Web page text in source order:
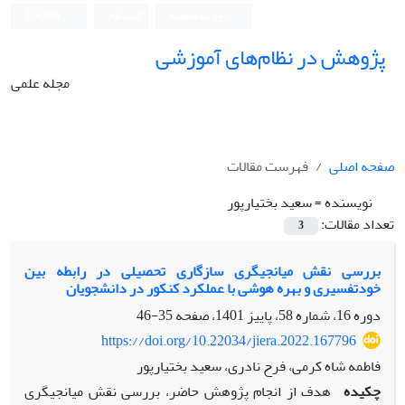
پژوهش در نظام‌های آموزشی
مجله علمی
صفحه اصلی
فهرست مقالات
نویسنده =سعید بختیارپور
تعداد مقالات:
3
بررسی نقش میانجی‏گری سازگاری تحصیلی در رابطه بین
خودتفسیری و بهره هوشی با عملکرد کنکور در دانشجویان
دوره 16، شماره 58، پاییز 1401، صفحه
35-46
https://doi.org/10.22034/jiera.2022.167796
فاطمه شاه کرمی، فرح نادری، سعید بختیارپور
چکیده هدف از انجام پژوهش حاضر، بررسی نقش میانجی‏گری